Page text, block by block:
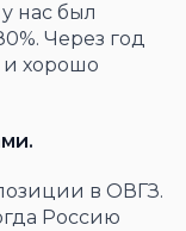
нас был
Через год
хорошо
в ОВГЗ.
Россию